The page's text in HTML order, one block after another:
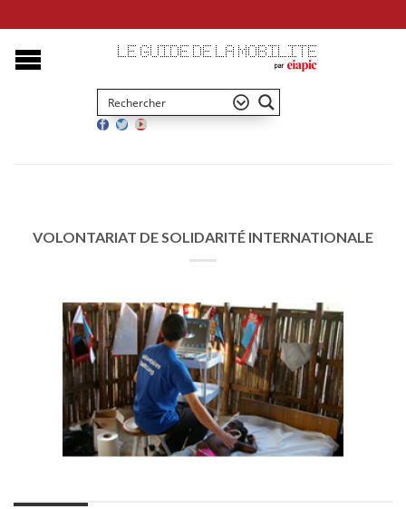
VOLONTARIAT DE SOLIDARITÉ INTERNATIONALE